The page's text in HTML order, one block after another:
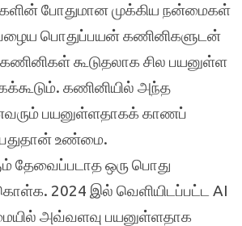
போதுமான முக்கிய நன்மைகள்
பொதுப்பயன் கணினிகளுடன்
கணினிகள் கூடுதலாக சில பயனுள்ள
கணினியில் அந்த
பயனுள்ளதாகக் காணப்
உண்மை.
தேவைப்படாத ஒரு பொது
2024 இல் வெளியிடப்பட்ட AI
அவ்வளவு பயனுள்ளதாக